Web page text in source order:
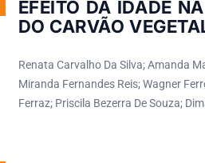
EFEITO DA IDADE
DO CARVÃO
Renata Carvalho Da Silva; Amanda
Miranda Fernandes Reis; Wagner
Ferraz; Priscila Bezerra De Souza;